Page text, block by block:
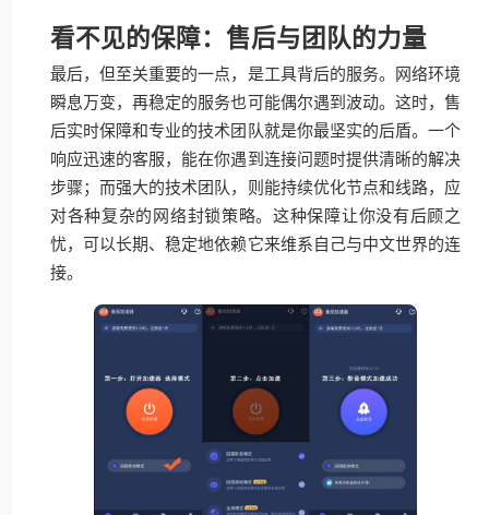
看不见的保障：售后与团队的力量
最后，但至关重要的一点，是工具背后的服务。网络环境
瞬息万变，再稳定的服务也可能偶尔遇到波动。这时，售
后实时保障和专业的技术团队就是你最坚实的后盾。一个
响应迅速的客服，能在你遇到连接问题时提供清晰的解决
步骤；而强大的技术团队，则能持续优化节点和线路，应
对各种复杂的网络封锁策略。这种保障让你没有后顾之
忧，可以长期、稳定地依赖它来维系自己与中文世界的连
接。